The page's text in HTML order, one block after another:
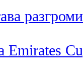
Emirates